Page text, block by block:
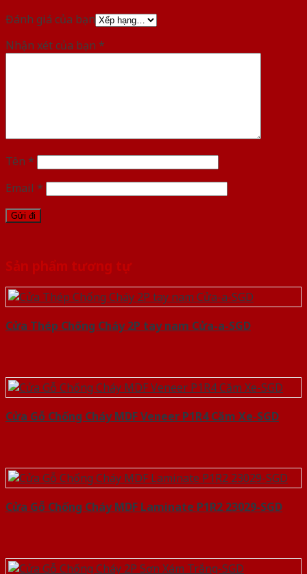
Đánh giá của bạn
Nhận xét của bạn *
Tên *
Email *
Sản phẩm tương tự
Cửa Thép Chống Cháy 2P tay nam Cửa-a-SGD
Cửa Gỗ Chống Cháy MDF Veneer P1R4 Căm Xe-SGD
Cửa Gỗ Chống Cháy MDF Laminate P1R2 23029-SGD